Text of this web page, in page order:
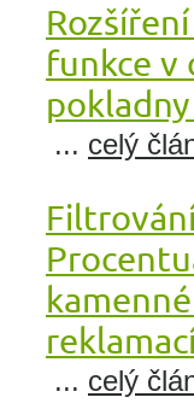
funkce v
... celý
... celý